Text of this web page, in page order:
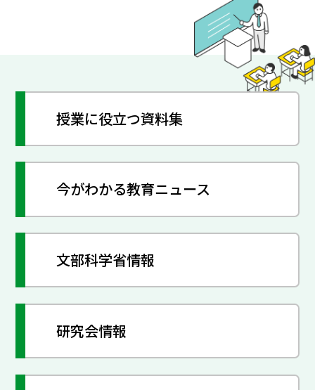
授業に役立つ資料集
今がわかる教育ニュース
文部科学省情報
研究会情報